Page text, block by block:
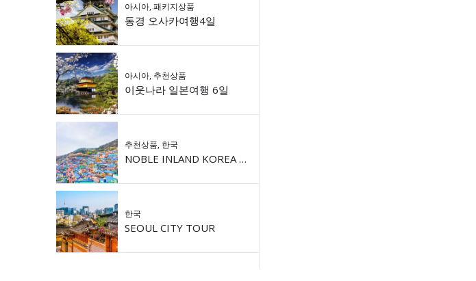
아시아,패키지상품
동경 오사카여행4일
아시아, 추천상품
이웃나라 일본여행 6일
추천상품, 한국
NOBLE INLAND KOREA 9DAY
한국
SEOUL CITY TOUR